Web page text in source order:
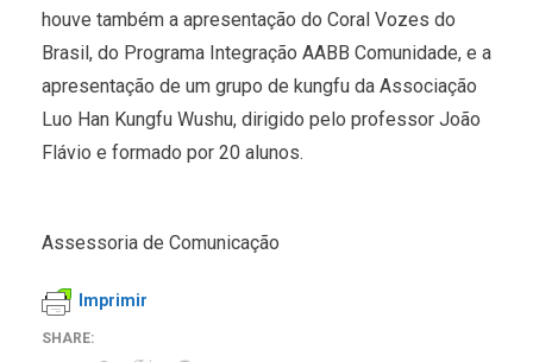
houve também a apresentação do Coral Vozes do
Brasil, do Programa Integração AABB Comunidade, e a
apresentação de um grupo de kungfu da Associação
Luo Han Kungfu Wushu, dirigido pelo professor João
Flávio e formado por 20 alunos.
Assessoria de Comunicação
Imprimir